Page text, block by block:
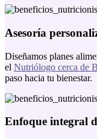
Asesoría
Diseñamos planes
el Nutriólogo cerca de
paso hacia tu bienestar.
Enfoque integral